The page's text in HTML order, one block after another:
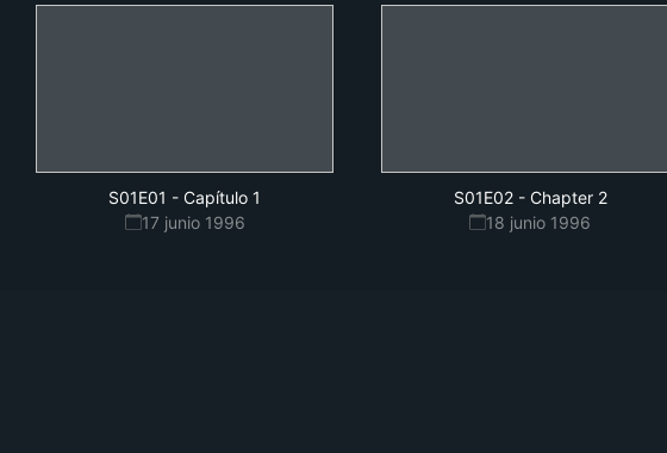
S01E01 - Capítulo 1
17 junio 1996
S01E02- Chapter 2
18 junio 1996